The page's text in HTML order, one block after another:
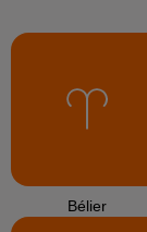
Bélier